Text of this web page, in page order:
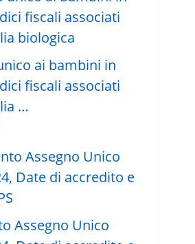
ai bambini in
fiscali associati
…
Assegno Unico